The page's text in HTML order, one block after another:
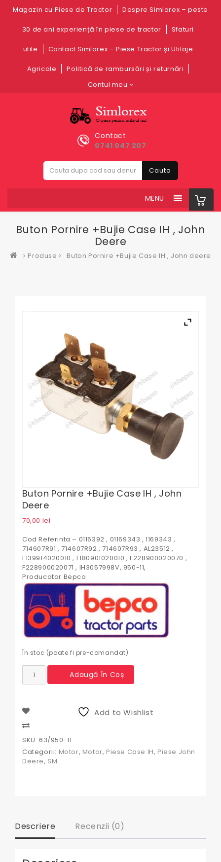
Magazin cu Piese de Tractor Despre Simlorex – peste
30 de ani experiență în piese de tractor Sfaturi
utile Contact Simlorex – Piese Tractor și Utilaje
Agricole
Politică de rambursări și returnări
Contul meu
Contact
0741 047 207
Cauta
MENU
Buton Pornire +Bujie Case IH , John
Deere
Produse Buton Pornire +Bujie Case IH , John deere
Buton Pornire +Bujie Case IH , John
Deere
70,00 lei
Cod Referinta – 0116392 , 01169343 , 1169343 ,
714607R91 , 714607R92 , 714607R93 , AL23512 ,
F139914020010 , F180901020010 , F228900020070 ,
F228900020071 , IH3057998V, 950-11,
Producator Bepco
În stoc (poate fi pre-comandat)
Cantitate
Buton
Case
IH
,
deere
Adaugă În Coș
Add to Wishlist
SKU: 63/950-11
Categorii: Motor, Motor, Piese Case IH, Piese John
Deere, SM
Descriere Recenzii (0)